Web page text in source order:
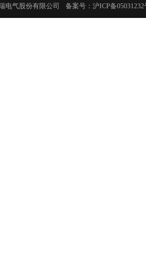
电气股份有限公司 备案号： 沪ICP备05031232